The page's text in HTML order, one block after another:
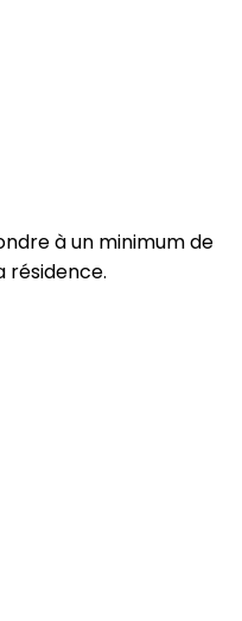
à un minimum de
résidence.